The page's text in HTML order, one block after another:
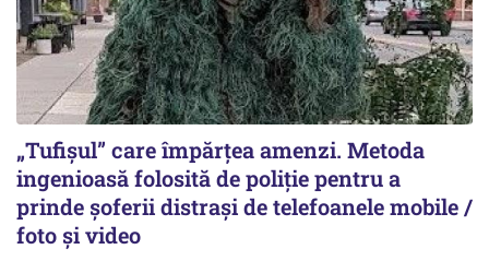
„Tufișul” care împărțea amenzi. Metoda
ingenioasă folosită de poliție pentru a
prinde șoferii distrași de telefoanele mobile /
foto și video